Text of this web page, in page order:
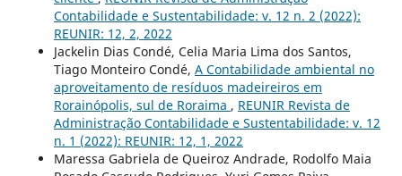
Contabilidade e Sustentabilidade: v. 12 n. 2 (2022):
REUNIR: 12, 2, 2022
Jackelin Dias Condé, Celia Maria Lima dos Santos,
Tiago Monteiro Condé, A Contabilidade ambiental no
aproveitamento de resíduos madeireiros em
Rorainópolis, sul de Roraima , REUNIR Revista de
Administração Contabilidade e Sustentabilidade: v. 12
n. 1 (2022): REUNIR: 12, 1, 2022
Maressa Gabriela de Queiroz Andrade, Rodolfo Maia